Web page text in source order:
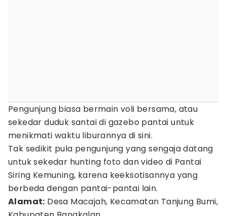
Pengunjung biasa bermain voli bersama, atau
sekedar duduk santai di gazebo pantai untuk
menikmati waktu liburannya di sini.
Tak sedikit pula pengunjung yang sengaja datang
untuk sekedar hunting foto dan video di Pantai
Siring Kemuning, karena keeksotisannya yang
berbeda dengan pantai-pantai lain.
Alamat: Desa Macajah, Kecamatan Tanjung Bumi,